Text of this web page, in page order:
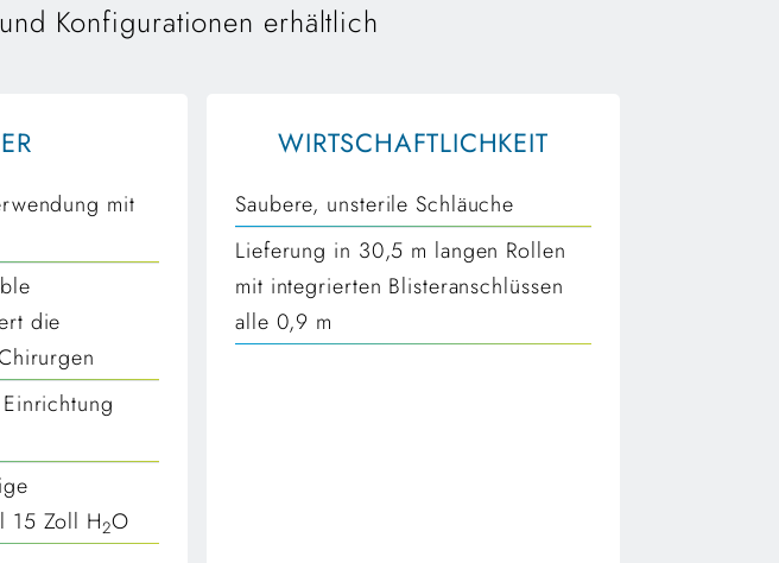
Konfigurationen erhältlich
mit
die
15 Zoll H2O
WIRTSCHAFTLICHKEIT
Saubere, unsterile Schläuche
Lieferung in 30,5 m langen Rollen
mit integrierten Blisteranschlüssen
alle 0,9 m